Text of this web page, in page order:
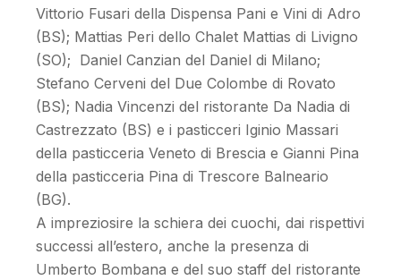
Vittorio Fusari della Dispensa Pani e Vini di Adro
(BS); Mattias Peri dello Chalet Mattias di Livigno
(SO); Daniel Canzian del Daniel di Milano;
Stefano Cerveni del Due Colombe di Rovato
(BS); Nadia Vincenzi del ristorante Da Nadia di
Castrezzato (BS) e i pasticceri Iginio Massari
della pasticceria Veneto di Brescia e Gianni Pina
della pasticceria Pina di Trescore Balneario
(BG).
A impreziosire la schiera dei cuochi, dai rispettivi
successi all’estero, anche la presenza di
Umberto Bombana e del suo staff del ristorante